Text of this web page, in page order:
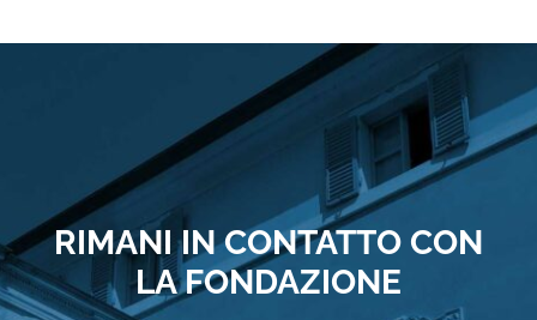
RIMANI IN CONTATTO CON
LA FONDAZIONE